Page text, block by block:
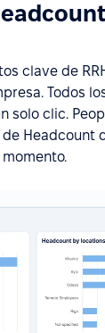
clave de
Todos
solo clic.
Headcount